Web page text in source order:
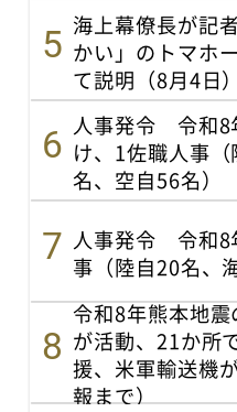
海上幕僚長が記
かい」のトマホ
て説明（8月4日）
人事発令 令和8
け、1佐職人事
名、空自56名）
人事発令 令和8
事（陸自20名、
令和8年熊本地
が活動、21か所
援、米軍輸送機
報まで）